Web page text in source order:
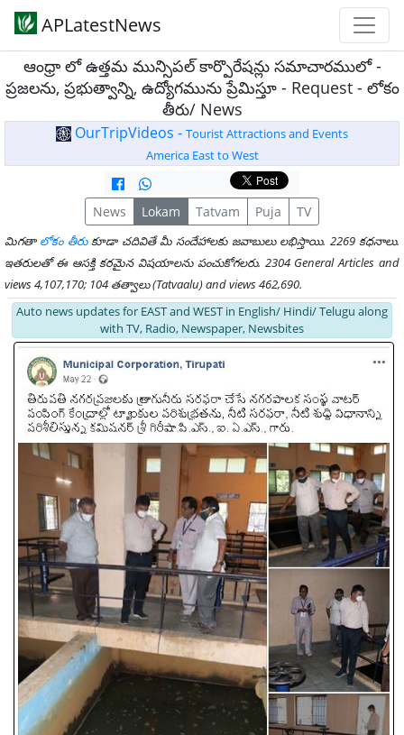
APLatestNews
ఆంధ్రా లో ఉత్తమ మున్సిపల్ కార్పొరేషన్లు సమాచారములో -
ప్రజలను, ప్రభుత్వాన్ని, ఉద్యోగమును ప్రేమిస్తూ - Request - లోకం
తీరు/ News
OurTripVideos - Tourist Attractions and Events
America East to West
News Lokam Tatvam Puja TV
మిగతా లోకం తీరుకూడా చదివితే మీ సందేహాలకు జవాబులు లభిస్తాయి. 2269 కధనాలు.
ఇతరులతో ఈ ఆసక్తి కరమైన విషయాలను పంచుకోగలరు. 2304 General Articles and
views 4,107,170; 104 తత్వాలు (Tatvaalu) and views 462,690.
Auto news updates for EAST and WEST in English/ Hindi/ Telugu along
with TV, Radio, Newspaper, Newsbites